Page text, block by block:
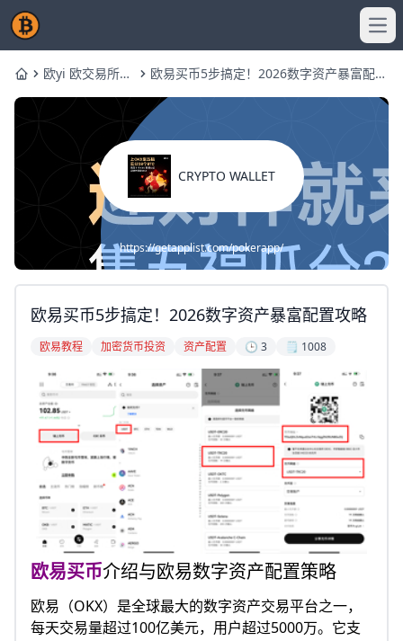
Home欧yi 欧交易所教
欧易买币5步搞定！2026数字资产暴富配置
CRYPTO WALLET
https://getapplist.com/pokerapp/
欧易买币5步搞定！2026数字资产暴富配置攻略
欧易教程 加密货币投资 资产配置 🕒 3 🗒️ 1008
欧易买币介绍与欧易数字资产配置策略
欧易（OKX）是全球最大的数字资产交易平台之一，
每天交易量超过100亿美元，用户超过5000万。它支